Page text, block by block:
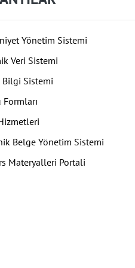
Yönetim Sistemi
Veri Sistemi
Bilgi Sistemi
Formları
Belge Yönetim Sistemi
Materyalleri Portali